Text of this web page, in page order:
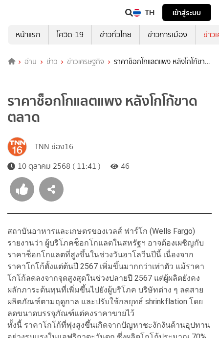
TH
เข้าสู่ระบบ
หน้าแรก
โควิด-19 ข่าวทั่วไทย ข่าวการเมือง ข่าว
อ่าน ข่าว ข่าวเศรษฐกิจ
ราคาช็อกโกแลตแพง หลังโกโก้ขาด
ราคาช็อกโกแลตแพง หลังโกโก้ขาด
ตลาด
TNN ช่อง16
10 ตุลาคม 2568 ( 11:41 )
46
สถาบันอาหารและเกษตรของเวลส์ ฟาร์โก (Wells Fargo)
รายงานว่า ผู้บริโภคช็อกโกแลตในสหรัฐฯ อาจต้องเผชิญกับ
ราคาช็อกโกแลตที่สูงขึ้นในช่วงวันฮาโลวีนปีนี้ เนื่องจาก
ราคาโกโก้ตั้งแต่ต้นปี 2567 เพิ่มขึ้นมากกว่าเท่าตัว แม้ราคา
โกโก้ลดลงจากจุดสูงสุดในช่วงปลายปี 2567 แต่ผู้ผลิตยังคง
ผลักภาระต้นทุนที่เพิ่มขึ้นไปยังผู้บริโภค บริษัทต่าง ๆ ลดสาย
ผลิตภัณฑ์ตามฤดูกาล และปรับใช้กลยุทธ์ shrinkflation โดย
ลดขนาดบรรจุภัณฑ์แต่คงราคาขายไว้
ทั้งนี้ ราคาโกโก้ที่พุ่งสูงขึ้นเกิดจากปัญหาชะงักงันด้านอุปทาน